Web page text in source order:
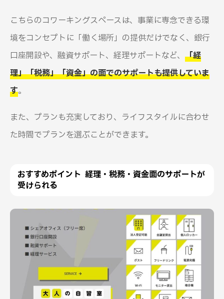
こちらのコワーキングスペースは、事業に専念できる環
境をコンセプトに「働く場所」の提供だけでなく、銀行
口座開設や、融資サポート、経理サポートなど、 「経
理」「税務」「資金」の面でのサポートも提供していま
す。
また、プランも充実しており、ライフスタイルに合わせ
た時間でプランを選ぶことができます。
おすすめポイント 経理・税務・資金面のサポートが
受けられる